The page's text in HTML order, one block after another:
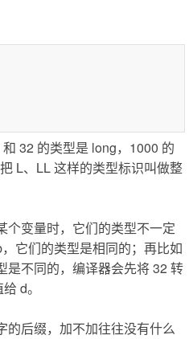
32 的类型是 long，1000 的
L、LL 这样的类型标识叫做整
个变量时，它们的类型不一定
它们的类型是相同的；再比如
是不同的，编译器会先将 32 转
d。
的后缀，加不加往往没有什么